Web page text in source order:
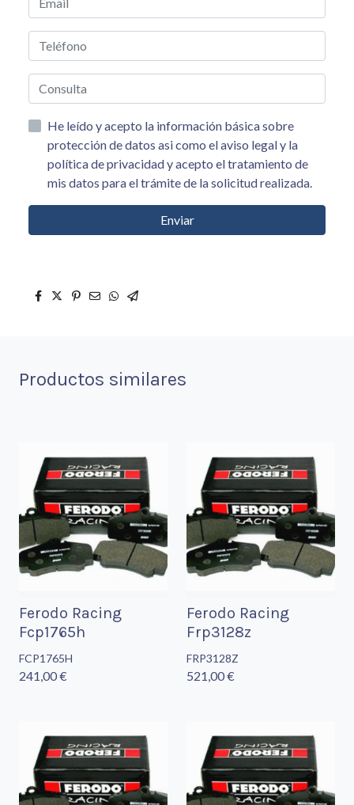
He leído y acepto la información básica sobre
protección de datos asi como el aviso legal y la
política de privacidad y acepto el tratamiento de
mis datos para el trámite de la solicitud realizada.
Enviar
Productos similares
Ferodo Racing
Fcp1765h
FCP1765H
241,00 €
Ferodo Racing
Frp3128z
FRP3128Z
521,00 €